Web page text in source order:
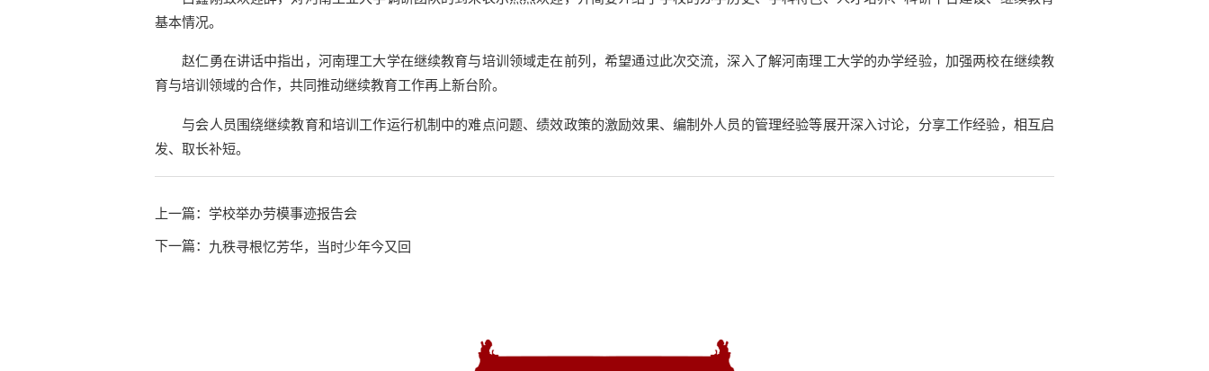
基本情况。
赵仁勇在讲话中指出，河南理工大学在继续教育与培训领域走在前列，希望通过此次交流，深入了解河南理工大学的办学经验，加强两校在继续教
育与培训领域的合作，共同推动继续教育工作再上新台阶。
与会人员围绕继续教育和培训工作运行机制中的难点问题、绩效政策的激励效果、编制外人员的管理经验等展开深入讨论，分享工作经验，相互启
发、取长补短。
上一篇： 学校举办劳模事迹报告会
下一篇： 九秩寻根忆芳华，当时少年今又回